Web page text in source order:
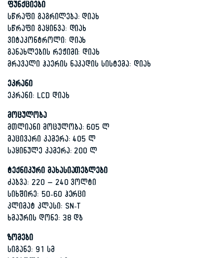
ფუნქციები
სწრაფი გაგრილება: დიახ
სწრაფი გაყინვა: დიახ
ვიტაკონტროლი: დიახ
განახლების რეჟიმი: დიახ
მრავალი ჰაერის ნაკადის სისტემა: დიახ
ეკრანი
ეკრანი: LCD დიახ
მოცულობა
მთლიანი მოცულობა: 605 ლ
მაცივარი კამერა: 405 ლ
საყინულე კამერა: 200 ლ
ტექნიკური მახასიათებლები
ძაბვა: 220 – 240 ვოლტი
სიხშირე: 50-60 ჰერცი
კლიმატ კლასი: SN-T
ხმაურის დონე: 38 დბ
ზომები
სიგანე: 91 სმ